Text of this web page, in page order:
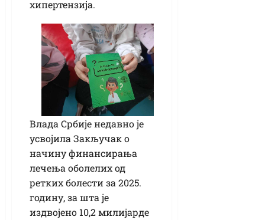
хипертензија.
Влада Србије недавно је
усвојила Закључак о
начину финансирања
лечења оболелих од
ретких болести за 2025.
годину, за шта је
издвојено 10,2 милијарде